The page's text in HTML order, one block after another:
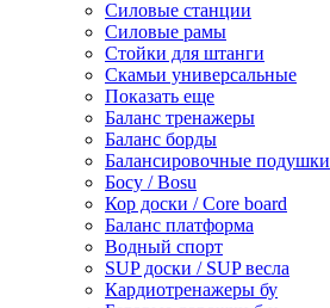
Силовые станции
Силовые рамы
Стойки для штанги
Скамьи универсальные
Показать еще
Баланс тренажеры
Баланс борды
Балансировочные подушки
Босу / Bosu
Кор доски / Core board
Баланс платформа
Водный спорт
SUP доски / SUP весла
Кардиотренажеры бу